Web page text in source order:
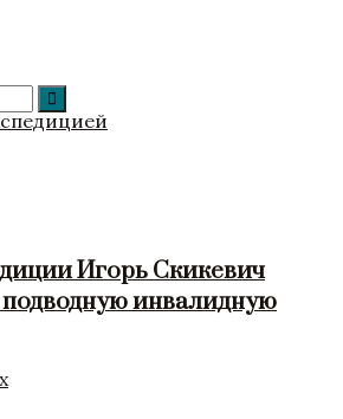
Игорь Скикевич
инвалидную